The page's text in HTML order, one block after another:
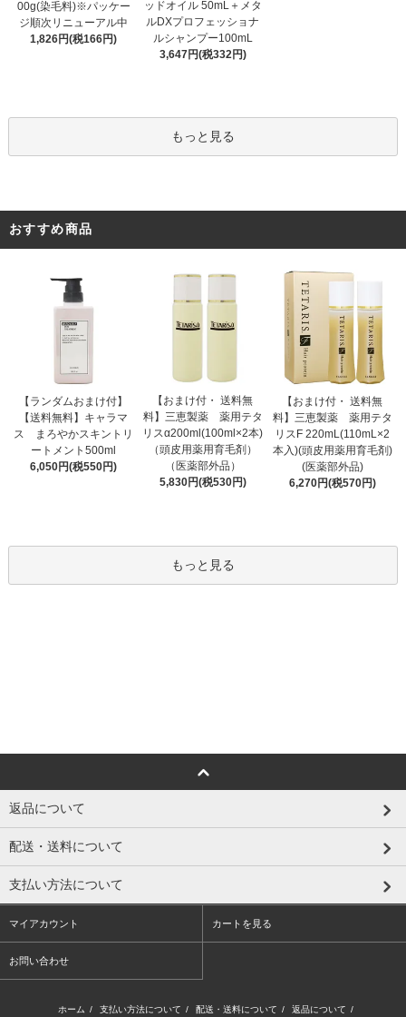
00g(染毛料)※パッケー
ジ順次リニューアル中
1,826円(税166円)
ッドオイル 50mL＋メタ
ルDXプロフェッショナ
ルシャンプー100mL
3,647円(税332円)
もっと見る
おすすめ商品
【ランダムおまけ付】
【送料無料】キャラマ
ス まろやかスキントリ
ートメント500ml
6,050円(税550円)
【おまけ付・ 送料無
料】三恵製薬 薬用テタ
リスα200ml(100ml×2本)
（頭皮用薬用育毛剤）
（医薬部外品）
5,830円(税530円)
【おまけ付・ 送料無
料】三恵製薬 薬用テタ
リスF 220mL(110mL×2
本入)(頭皮用薬用育毛剤)
(医薬部外品)
6,270円(税570円)
もっと見る
返品について
配送・送料について
支払い方法について
マイアカウント カートを見る
お問い合わせ
ホーム / 支払い方法について / 配送・送料について / 返品について /